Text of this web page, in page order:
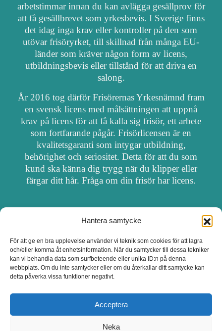
Hantera samtycke
För att ge en bra upplevelse använder vi teknik som cookies för att lagra
och/eller komma åt enhetsinformation. När du samtycker till dessa tekniker
kan vi behandla data som surfbeteende eller unika ID:n på denna
webbplats. Om du inte samtycker eller om du återkallar ditt samtycke kan
detta påverka vissa funktioner negativt.
Acceptera
Neka
arbetstimmar innan du kan avlägga gesällprov för
att få gesällbrevet som yrkesbevis. I Sverige finns
det idag inga krav eller kontroller på den som
utövar frisöryrket, till skillnad från många EU-
länder som kräver någon form av licens,
utbildningsbevis eller tillstånd för att driva en
salong.
År 2016 tog därför Frisörernas Yrkesnämnd fram
en svensk licens med målsättningen att uppnå
krav på licens för att få kalla sig frisör, ett arbete
som fortfarande pågår. Frisörlicensen är en
kvalitetsgaranti som intygar utbildning,
behörighet och seriositet. Detta för att du som
kund ska känna dig trygg när du klipper eller
färgar ditt hår. Fråga om din frisör har licens.
OM FRISÖRSÖK
UPPDATERA SALONG